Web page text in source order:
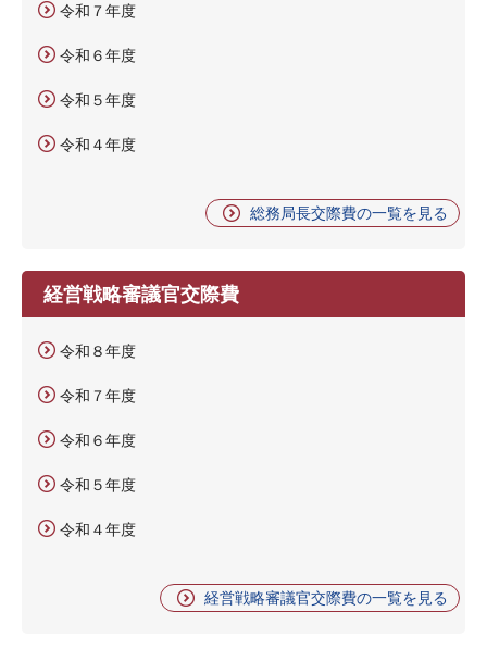
令和７年度
令和６年度
令和５年度
令和４年度
総務局長交際費の一覧を見る
経営戦略審議官交際費
令和８年度
令和７年度
令和６年度
令和５年度
令和４年度
経営戦略審議官交際費の一覧を見る